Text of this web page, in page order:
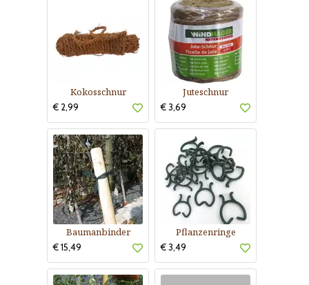
Kokosschnur
€ 2,99
Juteschnur
€ 3,69
Baumanbinder
€ 15,49
Pflanzenringe
€ 3,49